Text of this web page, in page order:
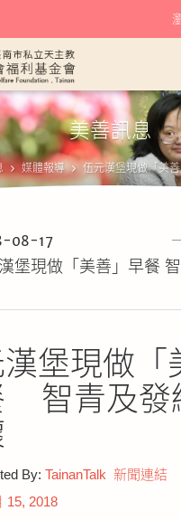
美善社會福利基金會
關於美善
美善服務
捐款徵信
聯絡我們
美善訊息
媒體報導 伍元漢堡現做「美
08-17
堡現做「美善」早餐
堡現做「
智青及發
By: TainanTalk 新聞連結
15, 2018